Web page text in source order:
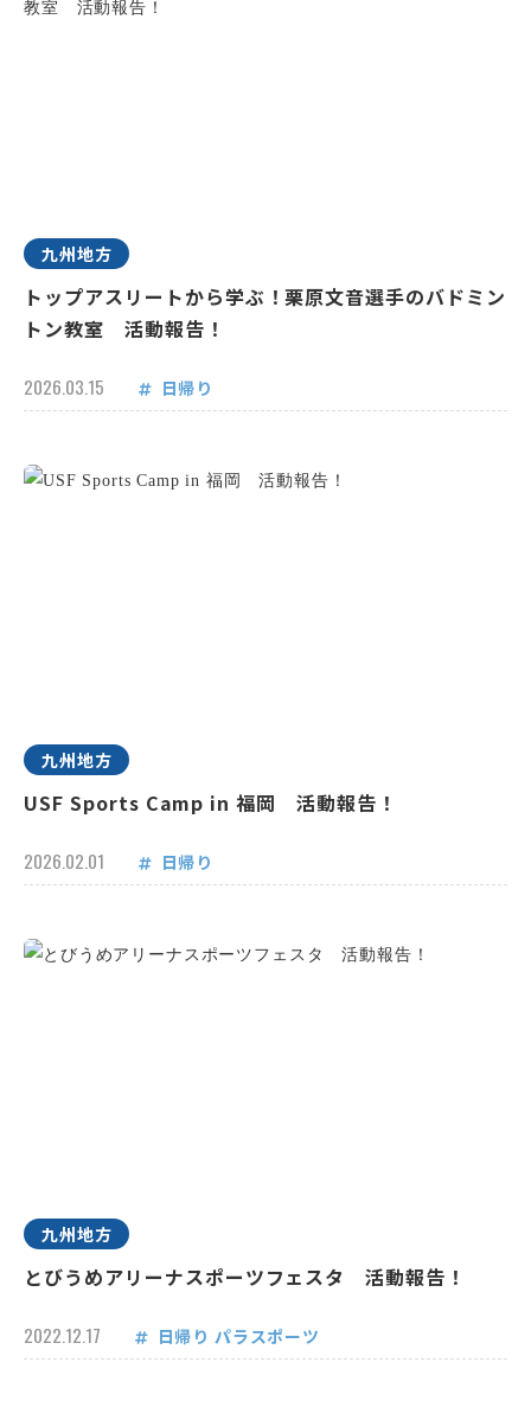
九州地方
トップアスリートから学ぶ！栗原文音選手のバドミン
トン教室 活動報告！
2026.03.15 日帰り
九州地方
USF Sports Camp in 福岡 活動報告！
2026.02.01 日帰り
九州地方
とびうめアリーナスポーツフェスタ 活動報告！
2022.12.17 日帰り パラスポーツ